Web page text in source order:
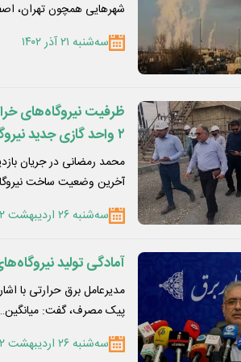
شهرهایی همچون تهران،
سه‌شنبه ۲۱ آذر ۱۴۰۲
۲ واحد گازی جدید نیروگاهی در استان
محمد رمضانی در جریان
آخرین وضعیت ساخت نیروگاه
سه‌شنبه ۲۶ اردیبهشت ۱۴۰۲
آمادگی تولید
مدیرعامل برق حرارتی با
پیک مصرف، گفت:
سه‌شنبه ۲۶ اردیبهشت ۱۴۰۲